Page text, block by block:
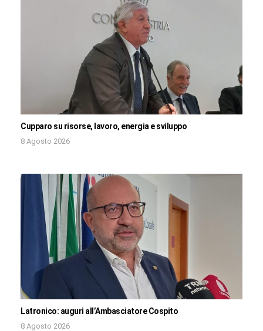
Cupparo su risorse, lavoro, energia e sviluppo
8 Agosto 2026
Latronico: auguri all’Ambasciatore Cospito
8 Agosto 2026